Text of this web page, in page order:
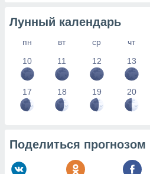
Лунный календарь
пн вт ср чт
10
11 12 13
17 18 19 20
Поделиться прогнозом